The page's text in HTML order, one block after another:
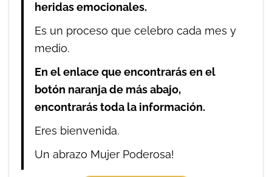
heridas emocionales.
Es un proceso que celebro cada mes y
medio.
En el enlace que encontrarás en el
botón naranja de más abajo,
encontrarás toda la información.
Eres bienvenida.
Un abrazo Mujer Poderosa!